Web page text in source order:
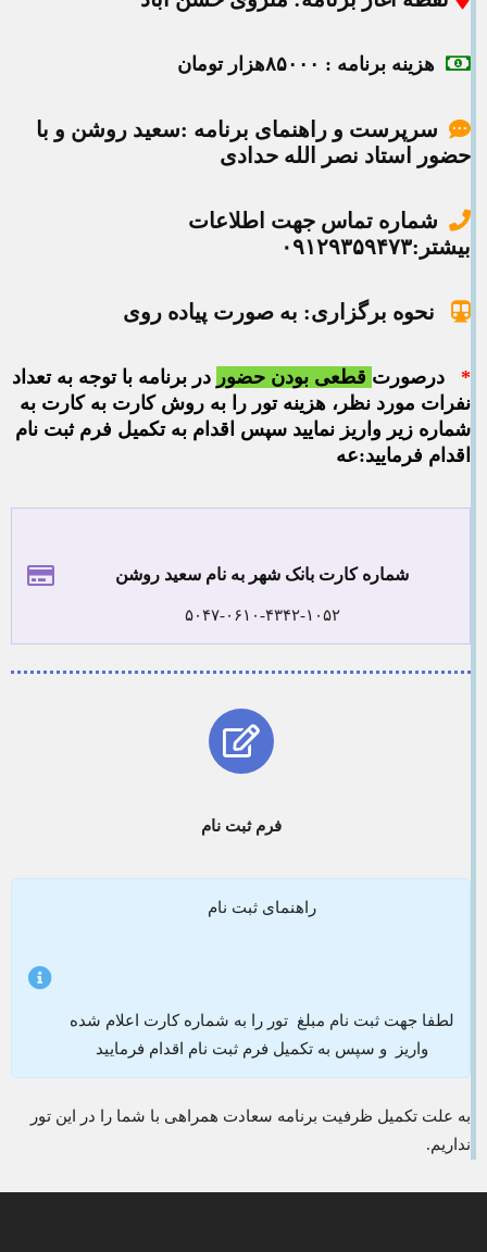
هزینه برنامه : ۸۵۰۰۰هزار تومان
سرپرست و راهنمای برنامه :سعید روشن و با
حضور استاد نصر الله حدادی
شماره تماس جهت اطلاعات
بیشتر:۰۹۱۲۹۳۵۹۴۷۳
نحوه برگزاری: به صورت پیاده روی
* درصورت قطعی بودن حضور در برنامه با توجه به تعداد
نفرات مورد نظر، هزینه تور را به روش کارت به کارت به
شماره زیر واریز نمایید سپس اقدام به تکمیل فرم ثبت نام
اقدام فرمایید:عه
شماره کارت بانک شهر به نام سعید روشن
۵۰۴۷-۰۶۱۰-۴۳۴۲-۱۰۵۲
فرم ثبت نام
راهنمای ثبت نام
لطفا جهت ثبت نام مبلغ تور را به شماره کارت اعلام شده
واریز و سپس به تکمیل فرم ثبت نام اقدام فرمایید
به علت تکمیل ظرفیت برنامه سعادت همراهی با شما را در این تور
نداریم.